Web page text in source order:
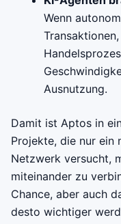
Wenn
Ausnutzung.
Damit ist Aptos in
Projekte, die nur ein
Netzwerk versucht,
miteinander zu
Chance, aber auch
desto wichtiger